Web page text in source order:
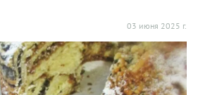
03 июня 2025 г.